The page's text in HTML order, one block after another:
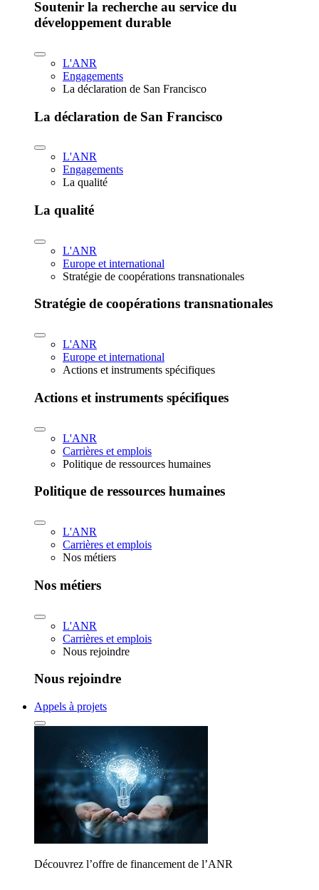
Soutenir la recherche au service du
développement durable
L'ANR
Engagements
La déclaration de San Francisco
La déclaration de San Francisco
L'ANR
Engagements
La qualité
La qualité
L'ANR
Europe et international
Stratégie de coopérations transnationales
Stratégie de coopérations transnationales
L'ANR
Europe et international
Actions et instruments spécifiques
Actions et instruments spécifiques
L'ANR
Carrières et emplois
Politique de ressources humaines
Politique de ressources humaines
L'ANR
Carrières et emplois
Nos métiers
Nos métiers
L'ANR
Carrières et emplois
Nous rejoindre
Nous rejoindre
Appels à projets
Découvrez l’offre de financement de l’ANR